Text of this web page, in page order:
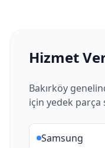
Hizmet
Bakırköy
için yedek
Samsung